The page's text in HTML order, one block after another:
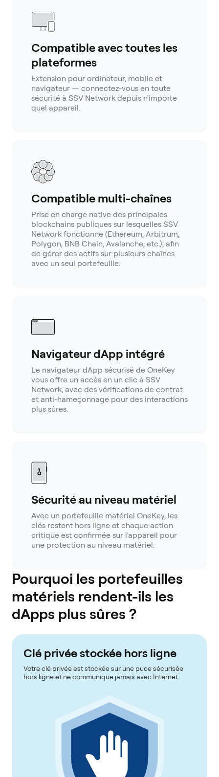
Compatible avec toutes les
plateformes
Extension pour ordinateur, mobile et
navigateur — connectez-vous en toute
sécurité à SSV Network depuis n'importe
quel appareil.
Compatible multi-chaînes
Prise en charge native des principales
blockchains publiques sur lesquelles SSV
Network fonctionne (Ethereum, Arbitrum,
Polygon, BNB Chain, Avalanche, etc.), afin
de gérer des actifs sur plusieurs chaînes
avec un seul portefeuille.
Navigateur dApp intégré
Le navigateur dApp sécurisé de OneKey
vous offre un accès en un clic à SSV
Network, avec des vérifications de contrat
et anti-hameçonnage pour des interactions
plus sûres.
Sécurité au niveau matériel
Avec un portefeuille matériel OneKey, les
clés restent hors ligne et chaque action
critique est confirmée sur l'appareil pour
une protection au niveau matériel.
Pourquoi les portefeuilles
matériels rendent-ils les
dApps plus sûres ?
Clé privée stockée hors ligne
Votre clé privée est stockée sur une puce sécurisée
hors ligne et ne communique jamais avec Internet.